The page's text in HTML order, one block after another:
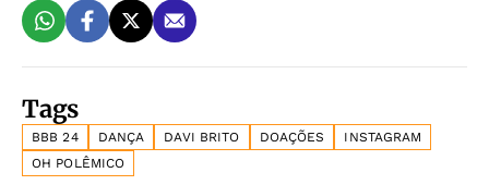
Tags
BBB 24 DANÇA DAVI BRITO DOAÇÕES
INSTAGRAM
OH POLÊMICO